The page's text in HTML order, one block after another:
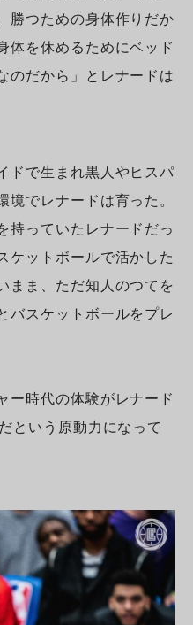
勝つための身体作りだか
体を休めるためにベッド
のだから」とレナードは
ドで生まれ黒人やヒスパ
境でレナードは育った。
持っていたレナードだっ
ケットボールで活かした
まま、ただ知人のつてを
バスケットボールをプレ
ー時代の体験がレナード
という原動力になって